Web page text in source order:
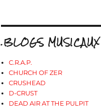
.BLOGS MUSICAUX
C.R.A.P.
CHURCH OF ZER
CRUSHEAD
D-CRUST
DEAD AIR AT THE PULPIT